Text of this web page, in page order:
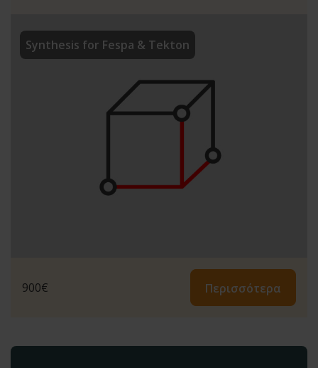
Synthesis for Fespa & Tekton
900€ Περισσότερα